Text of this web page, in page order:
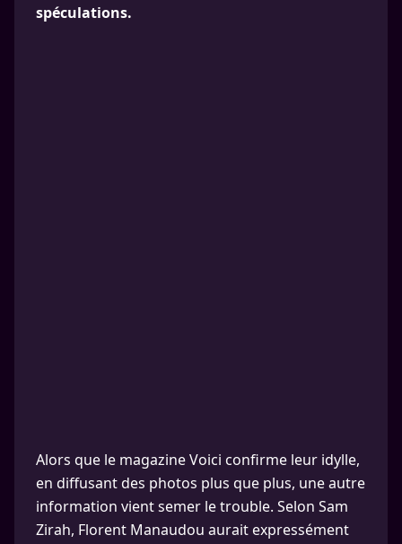
spéculations.
Alors que le magazine Voici confirme leur idylle,
en diffusant des photos plus que plus, une autre
information vient semer le trouble. Selon Sam
Zirah, Florent Manaudou aurait expressément